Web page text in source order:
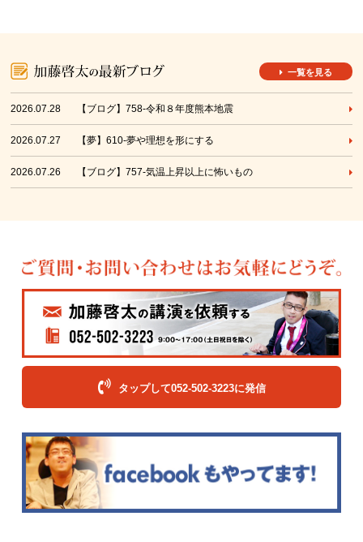
一覧を見る
2026.07.28 【ブログ】758-令和８年度熊本地震
2026.07.27 【夢】610-夢や理想を形にする
2026.07.26 【ブログ】757-気温上昇以上に怖いもの
タップして052-502-3223に発信